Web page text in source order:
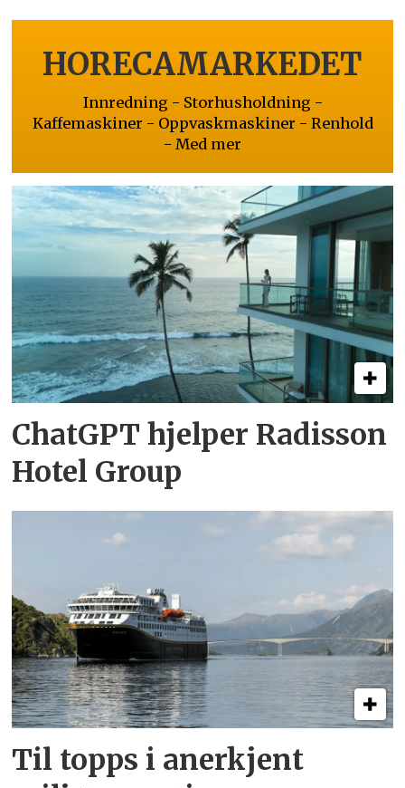
HORECAMARKEDET
Innredning - Storhusholdning -
Kaffemaskiner - Oppvaskmaskiner - Renhold
- Med mer
ChatGPT hjelper Radisson
Hotel Group
Til topps i anerkjent